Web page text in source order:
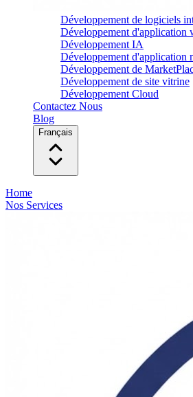
Développement de logiciels
Développement d'application
Développement IA
Développement d'application
Développement de
Développement de site vitrine
Développement Cloud
Contactez Nous
Blog
Français
Home
Nos Services